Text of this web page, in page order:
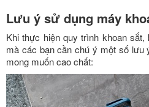
Lưu ý sử dụng máy
Khi thực hiện quy trình khoan
mà các bạn cần chú ý một số lưu
mong muốn cao chất: